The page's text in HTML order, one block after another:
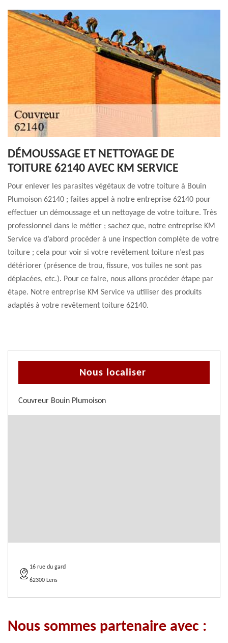
DÉMOUSSAGE ET NETTOYAGE DE
TOITURE 62140 AVEC KM SERVICE
Pour enlever les parasites végétaux de votre toiture à Bouin
Plumoison 62140 ; faites appel à notre entreprise 62140 pour
effectuer un démoussage et un nettoyage de votre toiture. Très
professionnel dans le métier ; sachez que, notre entreprise KM
Service va d’abord procéder à une inspection complète de votre
toiture ; cela pour voir si votre revêtement toiture n’est pas
détériorer (présence de trou, fissure, vos tuiles ne sont pas
déplacées, etc.). Pour ce faire, nous allons procéder étape par
étape. Notre entreprise KM Service va utiliser des produits
adaptés à votre revêtement toiture 62140.
Nous localiser
Couvreur Bouin Plumoison
16 rue du gard
62300 Lens
Nous sommes partenaire avec :